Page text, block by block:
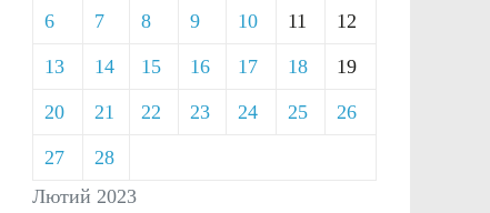
Лютий 2023
6 7 8 9 10 11 12
13 14 15 16 17 18 19
20 21 22 23 24 25 26
27 28